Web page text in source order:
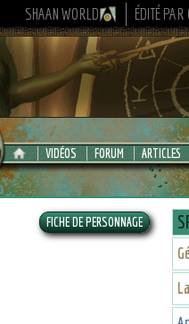
SHAAN WORLD ÉDITÉ
VIDÉOS FORUM ARTICLES